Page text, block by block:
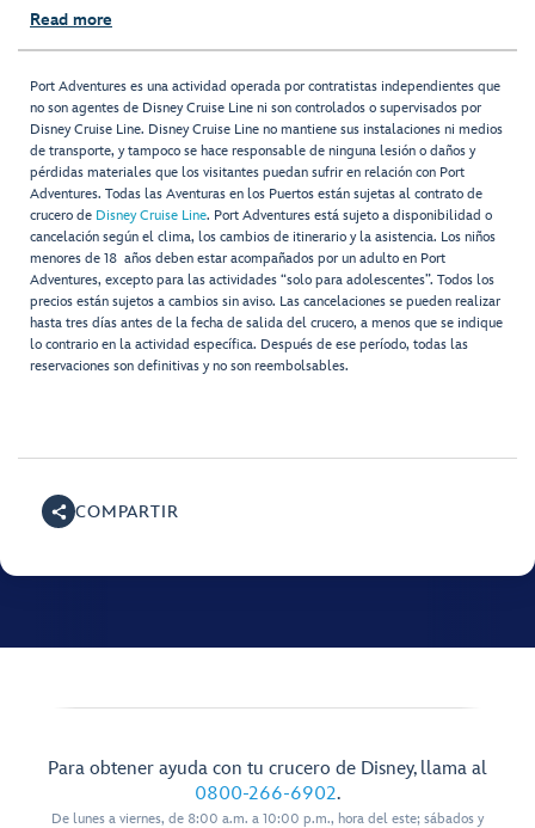
Read more
Port Adventures es una actividad operada por contratistas independientes que
no son agentes de Disney Cruise Line ni son controlados o supervisados por
Disney Cruise Line. Disney Cruise Line no mantiene sus instalaciones ni medios
de transporte, y tampoco se hace responsable de ninguna lesión o daños y
pérdidas materiales que los visitantes puedan sufrir en relación con Port
Adventures. Todas las Aventuras en los Puertos están sujetas al contrato de
crucero de Disney Cruise Line. Port Adventures está sujeto a disponibilidad o
cancelación según el clima, los cambios de itinerario y la asistencia. Los niños
menores de 18 años deben estar acompañados por un adulto en Port
Adventures, excepto para las actividades “solo para adolescentes”. Todos los
precios están sujetos a cambios sin aviso. Las cancelaciones se pueden realizar
hasta tres días antes de la fecha de salida del crucero, a menos que se indique
lo contrario en la actividad específica. Después de ese período, todas las
reservaciones son definitivas y no son reembolsables.
COMPARTIR
Para obtener ayuda con tu crucero de Disney, llama al
0800-266-6902.
De lunes a viernes, de 8:00 a.m. a 10:00 p.m., hora del este; sábados y